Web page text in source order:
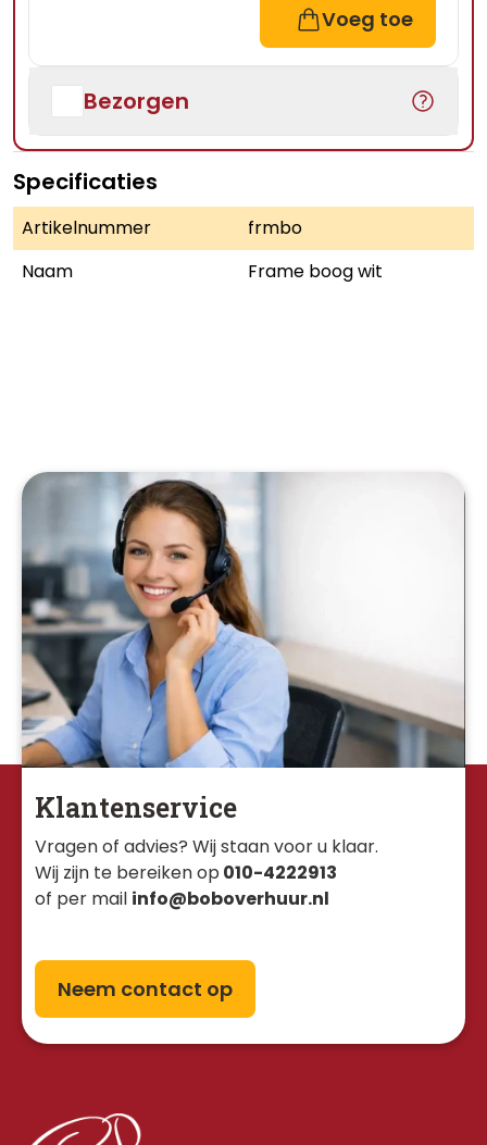
Voeg toe
Bezorgen
Specificaties
Artikelnummer
frmbo
Naam
Frame boog wit
Klantenservice
Vragen of advies? Wij staan voor u klaar.
Wij zijn te bereiken op 010-4222913
of per mail info@boboverhuur.nl
Neem contact op